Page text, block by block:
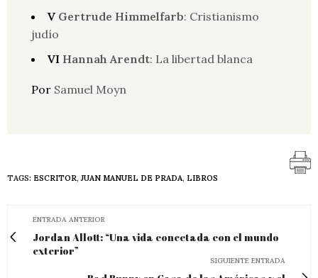
V Gertrude Himmelfarb: Cristianismo
judío
VI Hannah Arendt: La libertad blanca
Por Samuel Moyn
TAGS: ESCRITOR,JUAN MANUEL DE PRADA, LIBROS
ENTRADA ANTERIOR
Jordan Allott: “Una vida conectada con el mundo
exterior”
SIGUIENTE ENTRADA